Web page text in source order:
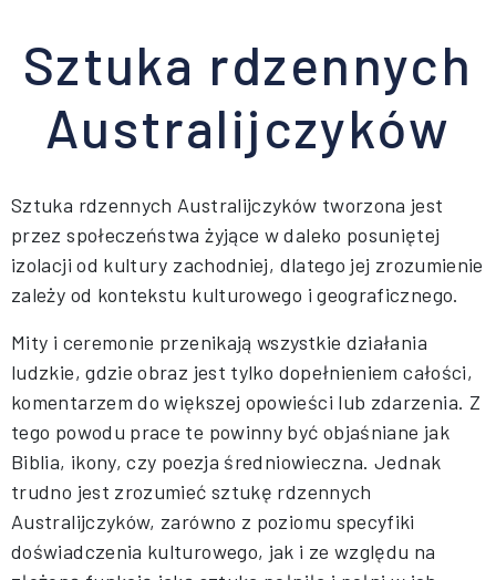
Sztuka rdzennych
Australijczyków
Sztuka rdzennych Australijczyków tworzona jest
przez społeczeństwa żyjące w daleko posuniętej
izolacji od kultury zachodniej, dlatego jej zrozumienie
zależy od kontekstu kulturowego i geograficznego.
Mity i ceremonie przenikają wszystkie działania
ludzkie, gdzie obraz jest tylko dopełnieniem całości,
komentarzem do większej opowieści lub zdarzenia. Z
tego powodu prace te powinny być objaśniane jak
Biblia, ikony, czy poezja średniowieczna. Jednak
trudno jest zrozumieć sztukę rdzennych
Australijczyków, zarówno z poziomu specyfiki
doświadczenia kulturowego, jak i ze względu na